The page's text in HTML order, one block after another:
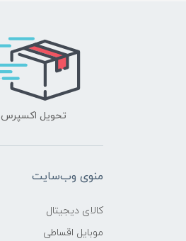
تحویل اکسپرس
منوی وب‌سایت
کالای دیجیتال
موبایل اقساطی